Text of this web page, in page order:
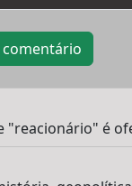
comentário
"reacionário" é